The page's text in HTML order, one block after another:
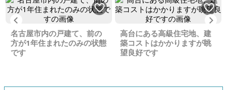
Previous
名古屋市内の戸建て、前の
方が1年住まれたのみの状態
です
高台にある高級住宅地、建
築コストはかかりますが眺
望良好です